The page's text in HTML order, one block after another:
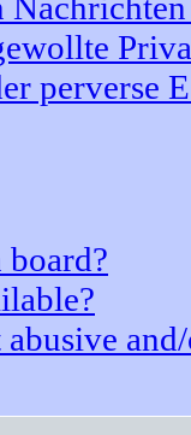
perverse